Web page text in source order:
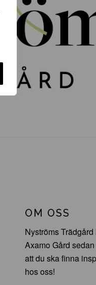
OM OSS
Nyströms
Axamo Gård
att du ska finna
hos oss!